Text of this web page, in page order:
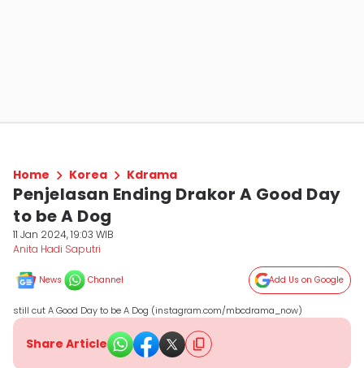
Home Korea Kdrama
Penjelasan Ending Drakor A Good Day
to be A Dog
11 Jan 2024, 19:03 WIB
Anita Hadi Saputri
News Channel Add Us on Google
still cut A Good Day to be A Dog (instagram.com/mbcdrama_now)
Share Article